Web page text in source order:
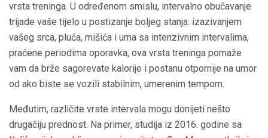
vrsta treninga. U određenom smislu, intervalno obučavanje
trijade vaše tijelo u postizanje boljeg stanja: izazivanjem
vašeg srca, pluća, mišića i uma sa intenzivnim intervalima,
praćene periodima oporavka, ova vrsta treninga pomaže
vam da brže sagorevate kalorije i postanu otpornije na umor
od ako biste se vozili stabilnim, umerenim tempom.
Međutim, različite vrste intervala mogu donijeti nešto
drugačiju prednost. Na primer, studija iz 2016. godine sa